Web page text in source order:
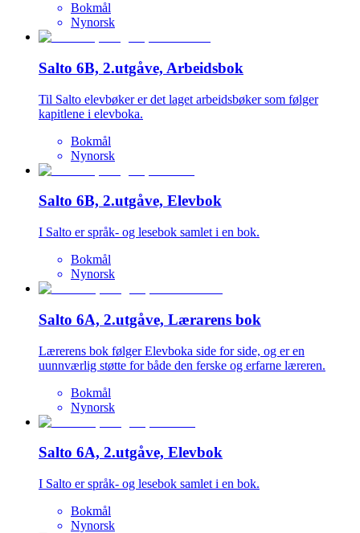
Bokmål
Nynorsk
Salto 6B, 2.utgåve, Arbeidsbok
Til Salto elevbøker er det laget arbeidsbøker som følger
kapitlene i elevboka.
Bokmål
Nynorsk
Salto 6B, 2.utgåve, Elevbok
I Salto er språk- og lesebok samlet i en bok.
Bokmål
Nynorsk
Salto 6A, 2.utgåve, Lærarens bok
Lærerens bok følger Elevboka side for side, og er en
uunnværlig støtte for både den ferske og erfarne læreren.
Bokmål
Nynorsk
Salto 6A, 2.utgåve, Elevbok
I Salto er språk- og lesebok samlet i en bok.
Bokmål
Nynorsk